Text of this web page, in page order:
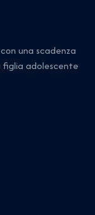
una scadenza
figlia adolescente